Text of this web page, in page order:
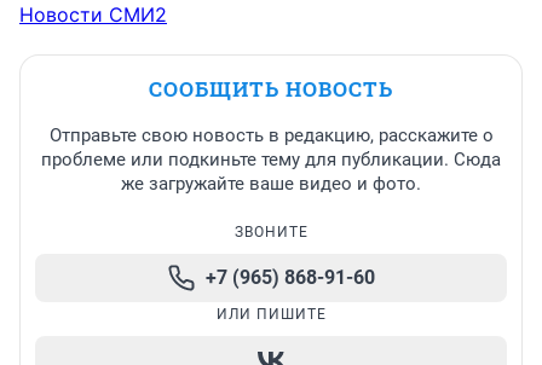
линия - как горчица на манной каше. Криминально-
глаза неприятно мозолит.
Водитель Костя в исполнении Гоши Куценко - не
воспринимаю я антикиллера в роли скромного
недотёпы.
Новости СМИ2
СООБЩИТЬ НОВОСТЬ
Отправьте свою новость в редакцию, расскажите о
проблеме или подкиньте тему для публикации. Сюда
же загружайте ваше видео и фото.
ЗВОНИТЕ
+7 (965) 868-91-60
ИЛИ ПИШИТЕ